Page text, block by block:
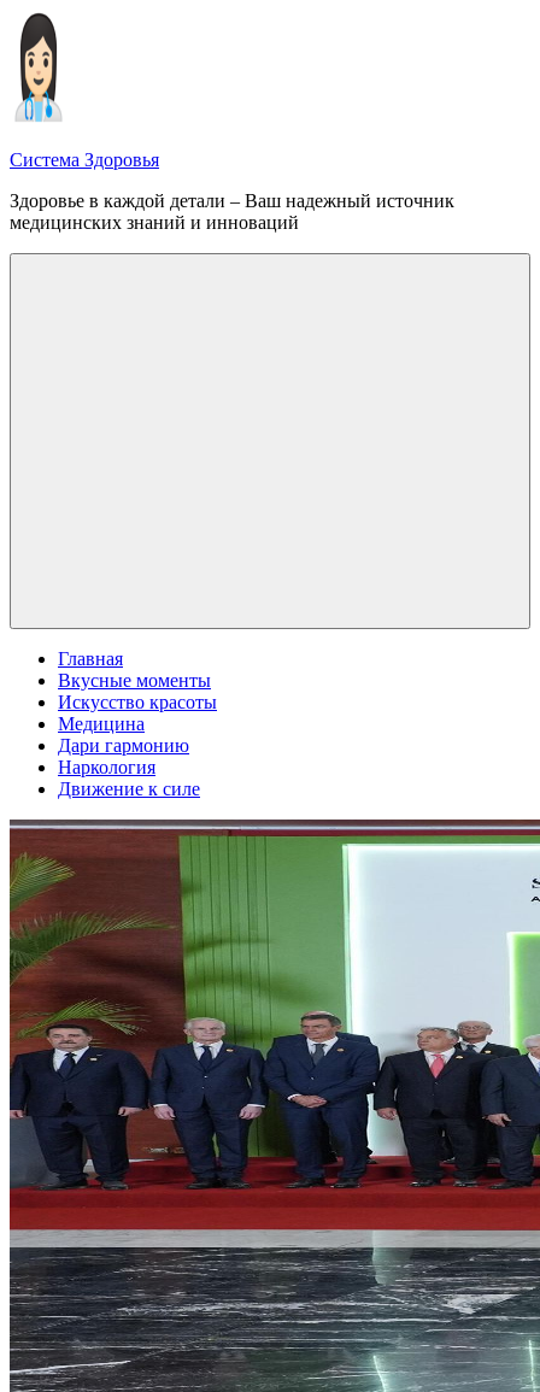
Перейти
содержимому
Система Здоровья
Здоровье в каждой детали – Ваш надежный источник
медицинских знаний и инноваций
Главная
Вкусные моменты
Искусство красоты
Медицина
Дари гармонию
Наркология
Движение к силе